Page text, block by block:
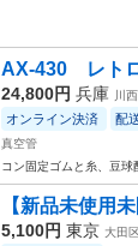
AX-430 レト
24,800円 兵庫 川
オンライン決済 配
真空管
コン固定ゴムと糸、豆球
【新品未使用
5,100円 東京 大田